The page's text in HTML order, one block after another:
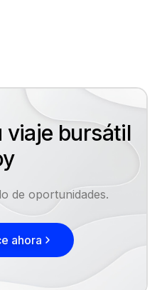
viaje bursátil
de oportunidades.
ahora